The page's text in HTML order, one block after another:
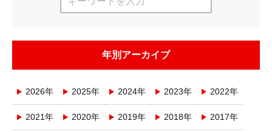
年別アーカイブ
2026年 2025年 2024年 2023年 2022年
2021年 2020年 2019年 2018年 2017年